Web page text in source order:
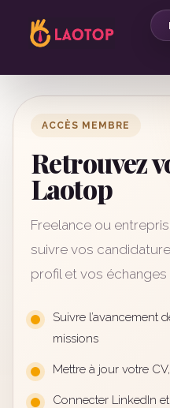
ACCÈS MEMBRE
Retrouvez
Laotop
Freelance ou
suivre vos
profil et vos
Suivre l’avancement
missions
Mettre à jour votre
Connecter LinkedIn